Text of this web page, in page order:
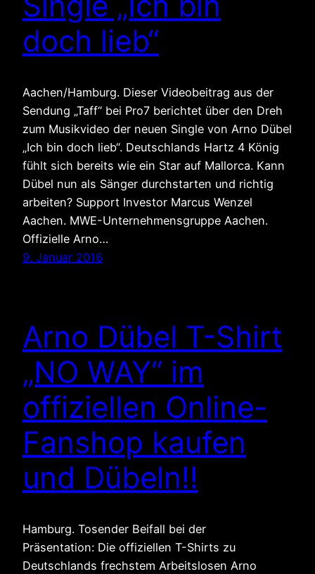
doch lieb“
Aachen/Hamburg. Dieser Videobeitrag aus der
Sendung „Taff“ bei Pro7 berichtet über den Dreh
zum Musikvideo der neuen Single von Arno Dübel
„Ich bin doch lieb“. Deutschlands Hartz 4 König
fühlt sich bereits wie ein Star auf Mallorca. Kann
Dübel nun als Sänger durchstarten und richtig
arbeiten? Support Investor Marcus Wenzel
Aachen. MWE-Unternehmensgruppe Aachen.
Offizielle Arno…
9. Januar 2016
Arno Dübel T-Shirt
„NO WAY“ im
offiziellen Online-
Fanshop kaufen
und Dübeln!!
Hamburg. Tosender Beifall bei der
Präsentation: Die offiziellen T-Shirts zu
Deutschlands frechstem Arbeitslosen Arno